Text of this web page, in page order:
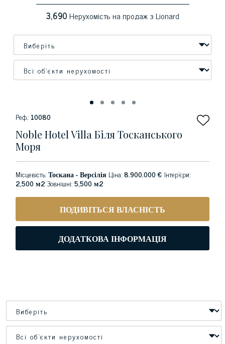
3,690Нерухомість на продаж з Lionard
Реф.: 10080
Noble Hotel Villa Біля Тосканського
Моря
Місцевість:Тоскана - Версілія Ціна:8.900.000 € Інтер'єри:
2,500 м2Зовнішні:5,500 м2
ПОДИВІТЬСЯ ВЛАСНІСТЬ
ДОДАТКОВА ІНФОРМАЦІЯ